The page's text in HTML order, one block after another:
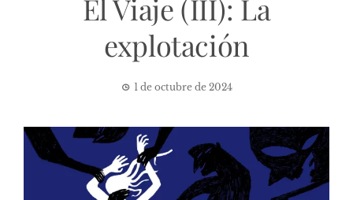
El Viaje (III): La
explotación
1 de octubre de 2024